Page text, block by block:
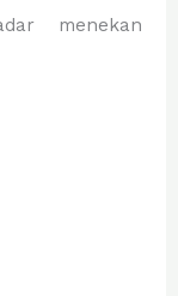
menekan